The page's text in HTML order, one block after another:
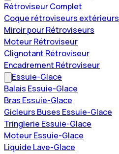
Rétroviseur Complet
Coque rétroviseurs extérieurs
Miroir pour Rétroviseurs
Moteur Rétroviseur
Clignotant Rétroviseur
Encadrement Rétroviseur
Essuie-Glace
Balais Essuie-Glace
Bras Essuie-Glace
Gicleurs Buses Essuie-Glace
Tringlerie Essuie-Glace
Moteur Essuie-Glace
Liquide Lave-Glace